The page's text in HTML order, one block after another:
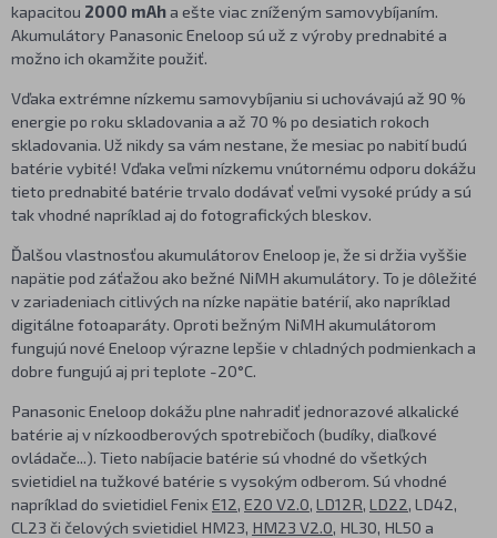
kapacitou 2000 mAha ešte viac zníženým samovybíjaním.
Akumulátory Panasonic Eneloop sú už z výroby prednabité a
možno ich okamžite použiť.
Vďaka extrémne nízkemu samovybíjaniu si uchovávajú až 90 %
energie po roku skladovania a až 70 % po desiatich rokoch
skladovania. Už nikdy sa vám nestane, že mesiac po nabití budú
batérie vybité! Vďaka veľmi nízkemu vnútornému odporu dokážu
tieto prednabité batérie trvalo dodávať veľmi vysoké prúdy a sú
tak vhodné napríklad aj do fotografických bleskov.
Ďalšou vlastnosťou akumulátorov Eneloop je, že si držia vyššie
napätie pod záťažou ako bežné NiMH akumulátory. To je dôležité
v zariadeniach citlivých na nízke napätie batérií, ako napríklad
digitálne fotoaparáty. Oproti bežným NiMH akumulátorom
fungujú nové Eneloop výrazne lepšie v chladných podmienkach a
dobre fungujú aj pri teplote -20°C.
Panasonic Eneloop dokážu plne nahradiť jednorazové alkalické
batérie aj v nízkoodberových spotrebičoch (budíky, diaľkové
ovládače...). Tieto nabíjacie batérie sú vhodné do všetkých
svietidiel na tužkové batérie s vysokým odberom. Sú vhodné
napríklad do svietidiel Fenix E12, E20 V2.0, LD12R, LD22, LD42,
CL23 či čelových svietidiel HM23, HM23 V2.0, HL30, HL50 a